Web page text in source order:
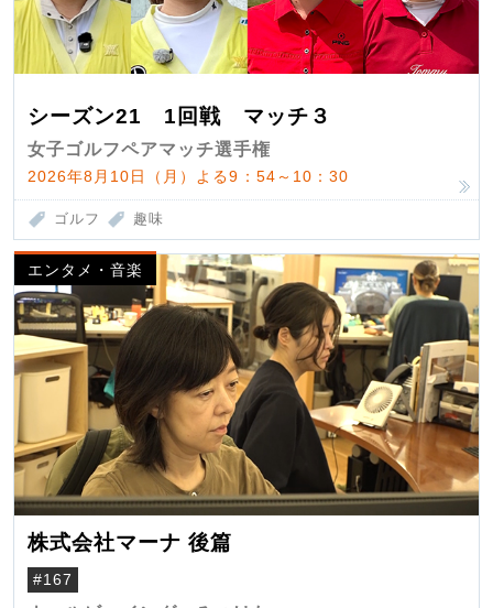
シーズン21 1回戦 マッチ３
女子ゴルフペアマッチ選手権
2026年8月10日（月）よる9：54～10：30
ゴルフ 趣味
エンタメ・音楽
株式会社マーナ 後篇
#167